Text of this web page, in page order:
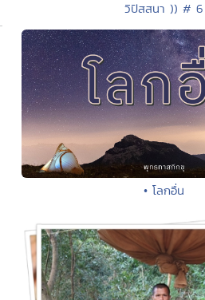
วิปัสสนา )) # 6
• โลกอื่น